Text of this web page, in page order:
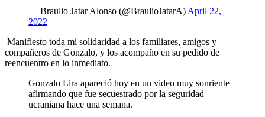
— Braulio Jatar Alonso (@BraulioJatarA)April 22,
2022
Manifiesto toda mi solidaridad a los familiares, amigos y
compañeros de Gonzalo, y los acompaño en su pedido de
reencuentro en lo inmediato.
Gonzalo Lira apareció hoy en un video muy sonriente
afirmando que fue secuestrado por la seguridad
ucraniana hace una semana.